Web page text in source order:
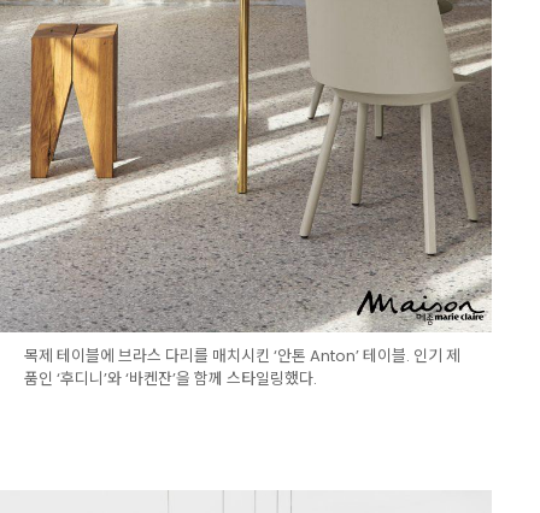
목제 테이블에 브라스 다리를 매치시킨 ‘안톤 Anton’ 테이블. 인기 제
품인 ‘후디니’와 ‘바켄잔’을 함께 스타일링했다.